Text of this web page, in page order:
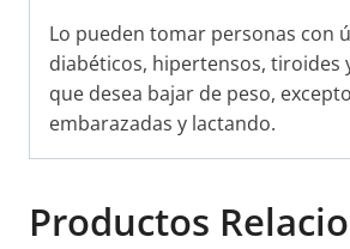
Lo pueden tomar personas con
diabéticos, hipertensos, tiroides
que desea bajar de peso,
embarazadas y lactando.
Productos